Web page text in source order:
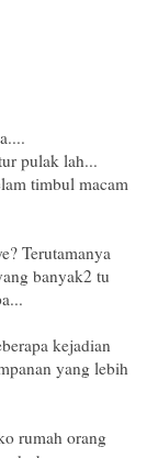
pulak lah...
timbul macam
Terutamanya
banyak2 tu
kejadian
yang lebih
rumah orang